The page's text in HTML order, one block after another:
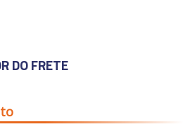
DO FRETE